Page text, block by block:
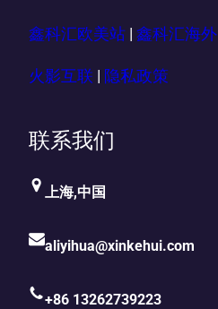
鑫科汇欧美站 | 鑫科汇海外
火影互联 隐私政策
联系我们
上海,中国
aliyihua@xinkehui.com
+86 13262739223